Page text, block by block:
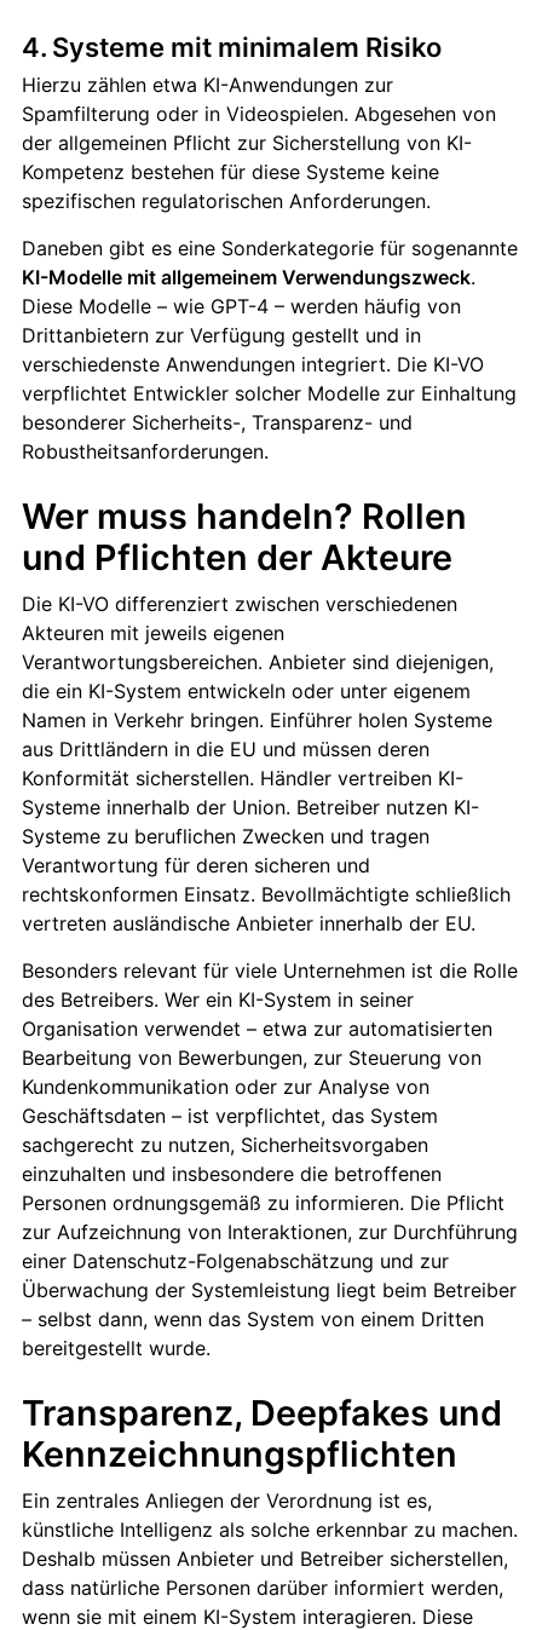
4. Systeme mit minimalem Risiko
Hierzu zählen etwa KI-Anwendungen zur
Spamfilterung oder in Videospielen. Abgesehen von
der allgemeinen Pflicht zur Sicherstellung von KI-
Kompetenz bestehen für diese Systeme keine
spezifischen regulatorischen Anforderungen.
Daneben gibt es eine Sonderkategorie für sogenannte
KI-Modelle mit allgemeinem Verwendungszweck.
Diese Modelle – wie GPT-4 – werden häufig von
Drittanbietern zur Verfügung gestellt und in
verschiedenste Anwendungen integriert. Die KI-VO
verpflichtet Entwickler solcher Modelle zur Einhaltung
besonderer Sicherheits-, Transparenz- und
Robustheitsanforderungen.
Wer muss handeln? Rollen
und Pflichten der Akteure
Die KI-VO differenziert zwischen verschiedenen
Akteuren mit jeweils eigenen
Verantwortungsbereichen. Anbieter sind diejenigen,
die ein KI-System entwickeln oder unter eigenem
Namen in Verkehr bringen. Einführer holen Systeme
aus Drittländern in die EU und müssen deren
Konformität sicherstellen. Händler vertreiben KI-
Systeme innerhalb der Union. Betreiber nutzen KI-
Systeme zu beruflichen Zwecken und tragen
Verantwortung für deren sicheren und
rechtskonformen Einsatz. Bevollmächtigte schließlich
vertreten ausländische Anbieter innerhalb der EU.
Besonders relevant für viele Unternehmen ist die Rolle
des Betreibers. Wer ein KI-System in seiner
Organisation verwendet – etwa zur automatisierten
Bearbeitung von Bewerbungen, zur Steuerung von
Kundenkommunikation oder zur Analyse von
Geschäftsdaten – ist verpflichtet, das System
sachgerecht zu nutzen, Sicherheitsvorgaben
einzuhalten und insbesondere die betroffenen
Personen ordnungsgemäß zu informieren. Die Pflicht
zur Aufzeichnung von Interaktionen, zur Durchführung
einer Datenschutz-Folgenabschätzung und zur
Überwachung der Systemleistung liegt beim Betreiber
– selbst dann, wenn das System von einem Dritten
bereitgestellt wurde.
Transparenz, Deepfakes und
Kennzeichnungspflichten
Ein zentrales Anliegen der Verordnung ist es,
künstliche Intelligenz als solche erkennbar zu machen.
Deshalb müssen Anbieter und Betreiber sicherstellen,
dass natürliche Personen darüber informiert werden,
wenn sie mit einem KI-System interagieren. Diese